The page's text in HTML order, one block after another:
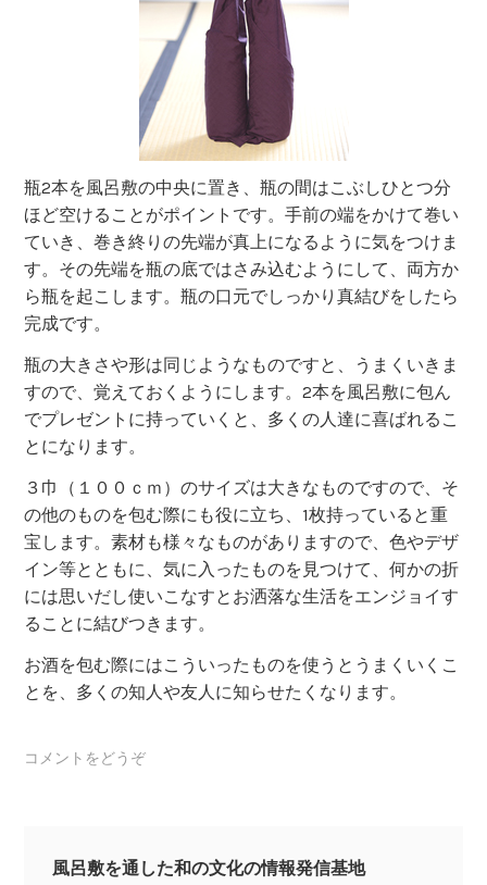
瓶2本を風呂敷の中央に置き、瓶の間はこぶしひとつ分
ほど空けることがポイントです。手前の端をかけて巻い
ていき、巻き終りの先端が真上になるように気をつけま
す。その先端を瓶の底ではさみ込むようにして、両方か
ら瓶を起こします。瓶の口元でしっかり真結びをしたら
完成です。
瓶の大きさや形は同じようなものですと、うまくいきま
すので、覚えておくようにします。2本を風呂敷に包ん
でプレゼントに持っていくと、多くの人達に喜ばれるこ
とになります。
３巾（１００ｃｍ）のサイズは大きなものですので、そ
の他のものを包む際にも役に立ち、1枚持っていると重
宝します。素材も様々なものがありますので、色やデザ
イン等とともに、気に入ったものを見つけて、何かの折
には思いだし使いこなすとお洒落な生活をエンジョイす
ることに結びつきます。
お酒を包む際にはこういったものを使うとうまくいくこ
とを、多くの知人や友人に知らせたくなります。
コメントをどうぞ
風呂敷を通した和の文化の情報発信基地